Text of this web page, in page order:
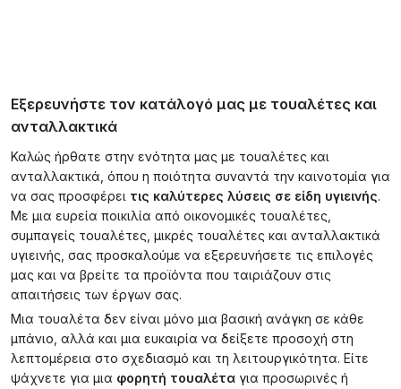
Εξερευνήστε τον κατάλογό μας με τουαλέτες και
ανταλλακτικά
Καλώς ήρθατε στην ενότητα μας με τουαλέτες και
ανταλλακτικά, όπου η ποιότητα συναντά την καινοτομία για
να σας προσφέρει τις καλύτερες λύσεις σε είδη υγιεινής.
Με μια ευρεία ποικιλία από οικονομικές τουαλέτες,
συμπαγείς τουαλέτες, μικρές τουαλέτες και ανταλλακτικά
υγιεινής, σας προσκαλούμε να εξερευνήσετε τις επιλογές
μας και να βρείτε τα προϊόντα που ταιριάζουν στις
απαιτήσεις των έργων σας.
Μια τουαλέτα δεν είναι μόνο μια βασική ανάγκη σε κάθε
μπάνιο, αλλά και μια ευκαιρία να δείξετε προσοχή στη
λεπτομέρεια στο σχεδιασμό και τη λειτουργικότητα. Είτε
ψάχνετε για μια φορητή τουαλέτα για προσωρινές ή